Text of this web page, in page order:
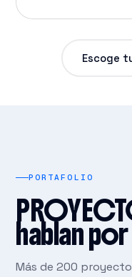
Escoge
PORTAFOLIO
hablan
Más de 200